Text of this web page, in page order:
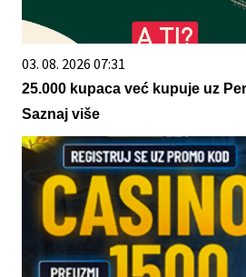
03. 08. 2026 07:31
25.000 kupaca već kupuje uz
Saznaj više